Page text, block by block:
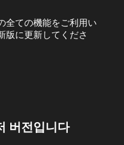
全ての機能をご利用い
版に更新してくださ
버전입니다